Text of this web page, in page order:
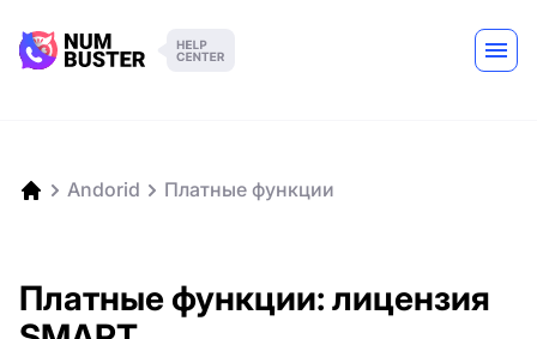
Andorid Платные функции
Платные функции: лицензия